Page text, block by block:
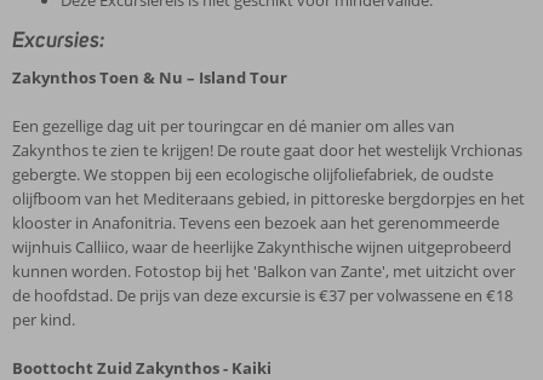
Excursies:
Zakynthos Toen & Nu – Island Tour
Een gezellige dag uit per touringcar en dé manier om alles van
Zakynthos te zien te krijgen! De route gaat door het westelijk Vrchionas
gebergte. We stoppen bij een ecologische olijfoliefabriek, de oudste
olijfboom van het Mediteraans gebied, in pittoreske bergdorpjes en het
klooster in Anafonitria. Tevens een bezoek aan het gerenommeerde
wijnhuis Calliico, waar de heerlijke Zakynthische wijnen uitgeprobeerd
kunnen worden. Fotostop bij het 'Balkon van Zante', met uitzicht over
de hoofdstad. De prijs van deze excursie is €37 per volwassene en €18
per kind.
Boottocht Zuid Zakynthos - Kaiki